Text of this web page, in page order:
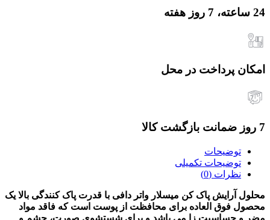
24 ساعته، 7 روز هفته
امکان پرداخت در محل
7 روز ضمانت بازگشت کالا
توضیحات
توضیحات تکمیلی
نظرات (0)
محلول آرایش پاک کن میسلار واتر دافی با قدرت پاک کنندگی بالا یک
محصول فوق العاده برای محافظت از پوست است که فاقد مواد
مضر و حساسیت زا می باشد و برای شستشوی صورت، چشم و